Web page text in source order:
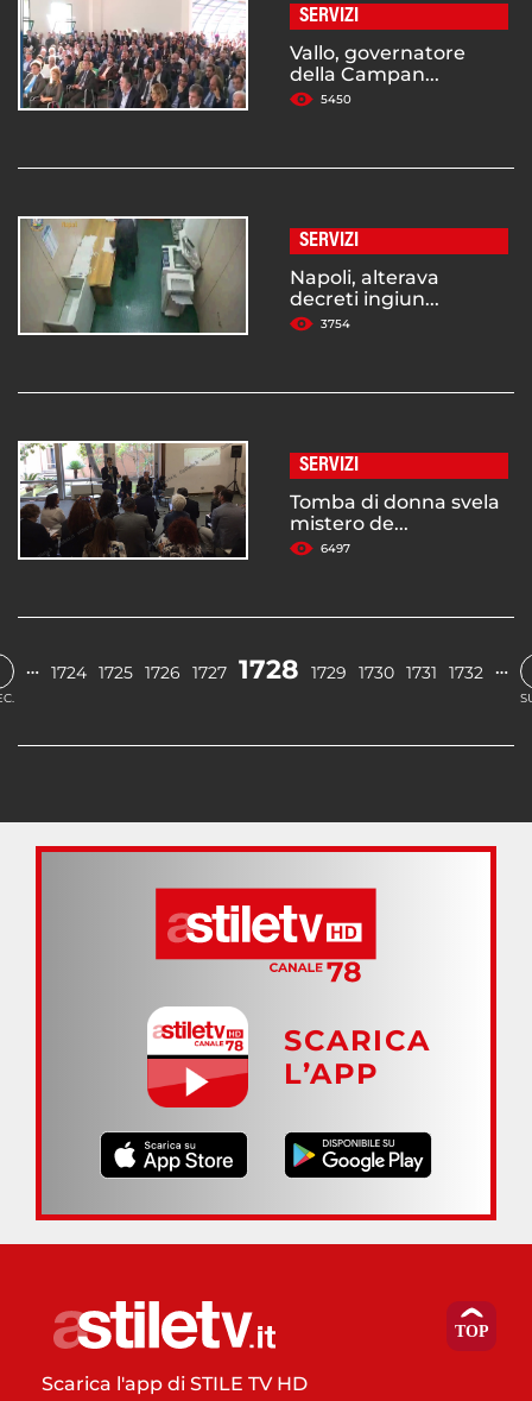
SERVIZI
Vallo, governatore
della Campan...
5450
SERVIZI
Napoli, alterava
decreti ingiun...
3754
SERVIZI
Tomba di donna svela
mistero de...
6497
… 1724 1725 1726 1727 1728 1729 1730 1731 1732 …
SCARICA
L’APP
Scarica l'app di STILE TV HD